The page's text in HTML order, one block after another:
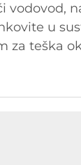
vodovod,
u
za teška